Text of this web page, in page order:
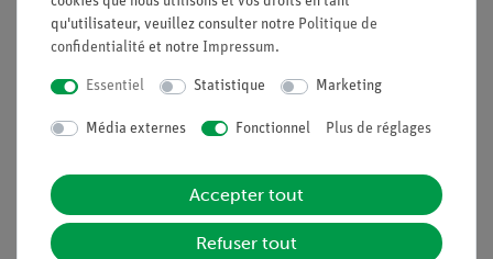
(Bluetooth + USB)
tige
55
inoxydable, diverses
00
Fil de caoutchouc, 10 m
03989-
qu'utilisateur, veuillez consulter notre Politique de
confidentialité et notre Impressum.
Essentiel Statistique Marketing
Média externes Fonctionnel Plus de réglages
Accepter tout
Refuser tout